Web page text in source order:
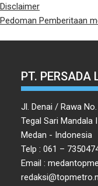
Disclaimer
Pedoman Pemberitaan
PT. PERSADA
Jl. Denai / Rawa
Tegal Sari Mandala
Medan - Indonesia
Telp : 061 –
Email :